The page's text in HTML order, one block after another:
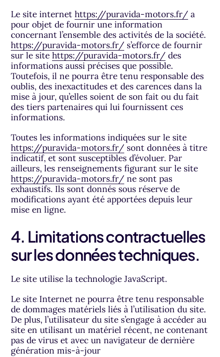
Le site internethttps://puravida-motors.fr/ a
pour objet de fournir une information
concernant l’ensemble des activités de la société.
https://puravida-motors.fr/ s’efforce de fournir
sur le sitehttps://puravida-motors.fr/ des
informations aussi précises que possible.
Toutefois, il ne pourra être tenu responsable des
oublis, des inexactitudes et des carences dans la
mise à jour, qu’elles soient de son fait ou du fait
des tiers partenaires qui lui fournissent ces
informations.
Toutes les informations indiquées sur le site
https://puravida-motors.fr/ sont données à titre
indicatif, et sont susceptibles d’évoluer. Par
ailleurs, les renseignements figurant sur le site
https://puravida-motors.fr/ ne sont pas
exhaustifs. Ils sont donnés sous réserve de
modifications ayant été apportées depuis leur
mise en ligne.
4. Limitations contractuelles
sur les données techniques.
Le site utilise la technologie JavaScript.
Le site Internet ne pourra être tenu responsable
de dommages matériels liés à l’utilisation du site.
De plus, l’utilisateur du site s’engage à accéder au
site en utilisant un matériel récent, ne contenant
pas de virus et avec un navigateur de dernière
génération mis-à-jour